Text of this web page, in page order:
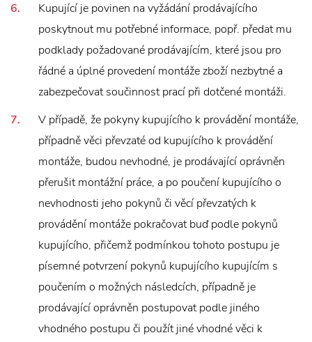
Kupující je povinen na vyžádání prodávajícího
poskytnout mu potřebné informace, popř. předat mu
podklady požadované prodávajícím, které jsou pro
řádné a úplné provedení montáže zboží nezbytné a
zabezpečovat součinnost prací při dotčené montáži.
V případě, že pokyny kupujícího k provádění montáže,
případně věci převzaté od kupujícího k provádění
montáže, budou nevhodné, je prodávající oprávněn
přerušit montážní práce, a po poučení kupujícího o
nevhodnosti jeho pokynů či věcí převzatých k
provádění montáže pokračovat buď podle pokynů
kupujícího, přičemž podmínkou tohoto postupu je
písemné potvrzení pokynů kupujícího kupujícím s
poučením o možných následcích, případně je
prodávající oprávněn postupovat podle jiného
vhodného postupu či použít jiné vhodné věci k